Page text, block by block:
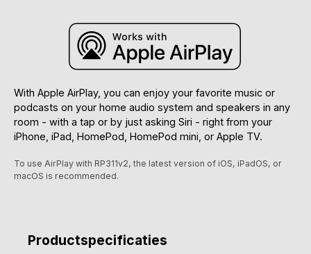
With Apple AirPlay, you can enjoy your favorite music or
podcasts on your home audio system and speakers in any
room - with a tap or by just asking Siri - right from your
iPhone, iPad, HomePod, HomePod mini, or Apple TV.
To use AirPlay with RP311v2, the latest version of iOS, iPadOS, or
macOS is recommended.
Productspecificaties